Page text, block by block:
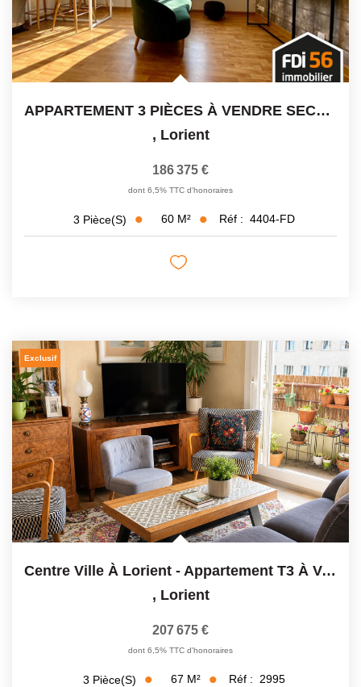
APPARTEMENT 3 PIÈCES À VENDRE SECTEUR MANIO LORIENT
, Lorient
186 375 €
dont 6,5% TTC d'honoraires
3 Pièce(s) 60 M² Réf : 4404-FD
Exclusif
Centre Ville À Lorient - Appartement T3 À Vendre - 67m2
, Lorient
207 675 €
dont 6,5% TTC d'honoraires
3 Pièce(s) 67 M² Réf : 2995